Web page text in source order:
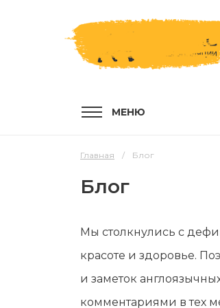
МЕНЮ
Главная Блог
Блог
Мы столкнулись с
красоте и здоровье.
и заметок
комментариями в тех